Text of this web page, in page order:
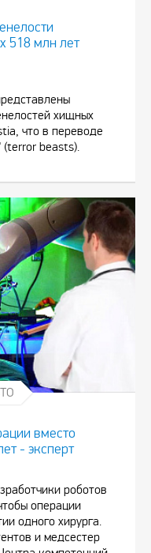
518 млн лет
хищных
что в переводе
beasts).
вместо
- эксперт
роботов
операции
одного хирурга.
и медсестер